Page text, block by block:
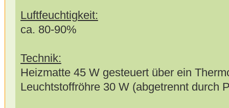
Luftfeuchtigkeit:
ca. 80-90%
Technik:
Heizmatte 45 W gesteuert über ein
Leuchtstoffröhre 30 W (abgetrennt durch